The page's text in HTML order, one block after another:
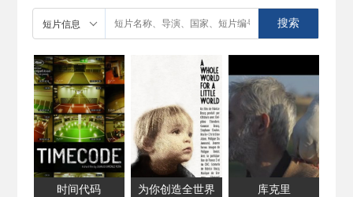
时间代码 为你创造全世界 库克里